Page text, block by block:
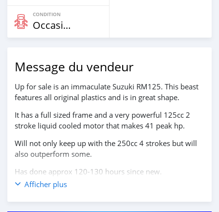
CONDITION
Occasion
Message du vendeur
Up for sale is an immaculate Suzuki RM125. This beast
features all original plastics and is in great shape.
It has a full sized frame and a very powerful 125cc 2
stroke liquid cooled motor that makes 41 peak hp.
Will not only keep up with the 250cc 4 strokes but will
also outperform some.
Has done approx 120-130 hours since new.
Some of the maintenance conducted recently:
Afficher plus